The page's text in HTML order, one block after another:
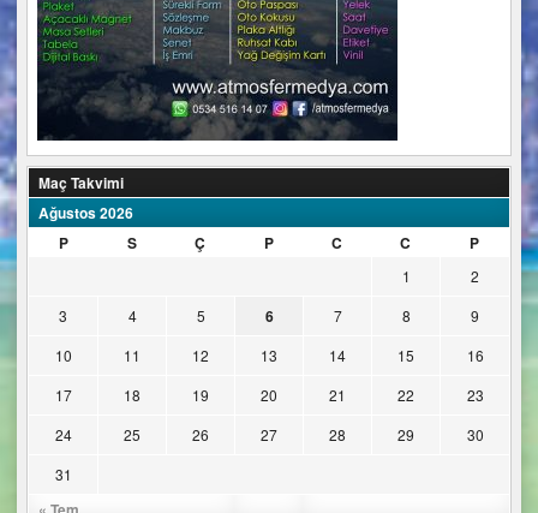
Maç Takvimi
Ağustos 2026
P
S Ç P C C P
1
2
3
4 5 6 7 8
9
10
11 12 13 14 15
16
17
18 19 20 21 22
23
24
25 26 27 28 29
30
31